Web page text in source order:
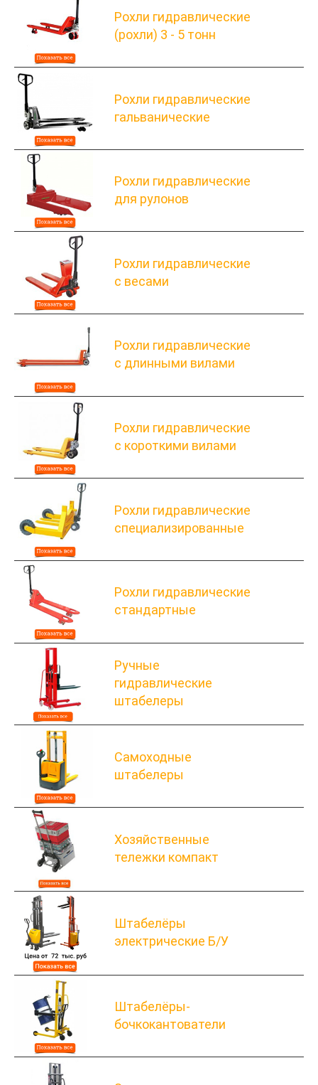
Рохли гидравлические
(рохли) 3 - 5 тонн
Рохли гидравлические
гальванические
Рохли гидравлические
для рулонов
Рохли гидравлические
с весами
Рохли гидравлические
с длинными вилами
Рохли гидравлические
с короткими вилами
Рохли гидравлические
специализированные
Рохли гидравлические
стандартные
Ручные
гидравлические
штабелеры
Самоходные
штабелеры
Хозяйственные
тележки компакт
Штабелёры
электрические Б/У
Штабелёры-
бочкокантователи